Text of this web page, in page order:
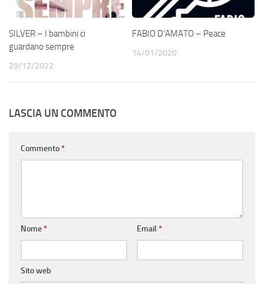
SILVER – I bambini ci
guardano sempre
29/12/2022
FABIO D’AMATO – Peace
14/01/2020
LASCIA UN COMMENTO
Commento*
Nome* Email *
Sito web